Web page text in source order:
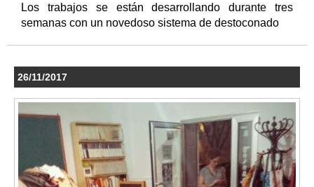
Los trabajos se están desarrollando durante tres
semanas con un novedoso sistema de destoconado
26/11/2017